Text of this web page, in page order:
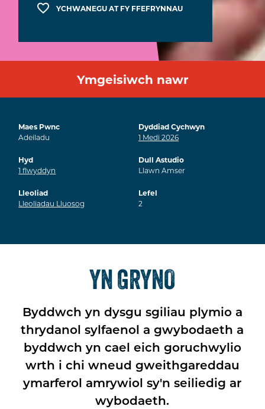
YCHWANEGU AT FY FFEFRYNNAU
Ymgeisiwch nawr
Maes Pwnc
Adeiladu
Dyddiad Cychwyn
1 Medi2026
Hyd
1flwyddyn
Dull Astudio
Llawn Amser
Lleoliad
Lleoliadau Lluosog
Lefel
2
YN GRYNO
Byddwch yn dysgu sgiliau plymio a
thrydanol sylfaenol a gwybodaeth a
byddwch yn cael eich goruchwylio
wrth i chi wneud gweithgareddau
ymarferol amrywiol sy'n seiliedig ar
wybodaeth.